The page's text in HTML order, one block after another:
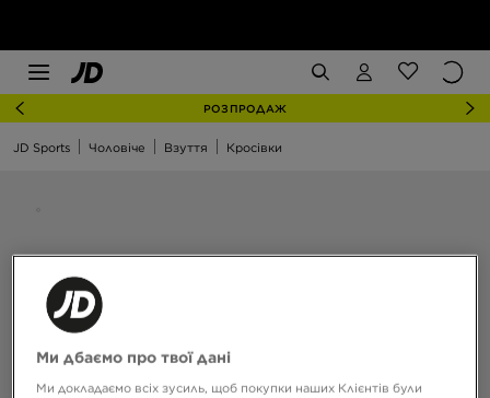
РОЗПРОДАЖ
JD Sports Чоловіче Взуття Кросівки
Ми дбаємо про твої дані
Ми докладаємо всіх зусиль, щоб покупки наших Клієнтів були